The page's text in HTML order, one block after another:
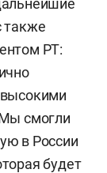
также
РТ:
смогли
в России
будет